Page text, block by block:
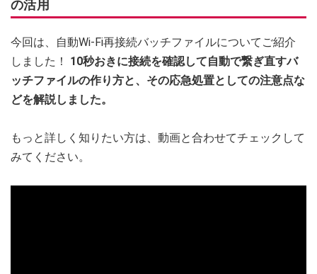
の活用
今回は、自動Wi-Fi再接続バッチファイルについてご紹介
しました！
10秒おきに接続を確認して自動で繋ぎ直すバ
ッチファイルの作り方と、その応急処置としての注意点な
どを解説しました。
もっと詳しく知りたい方は、動画と合わせてチェックして
みてください。